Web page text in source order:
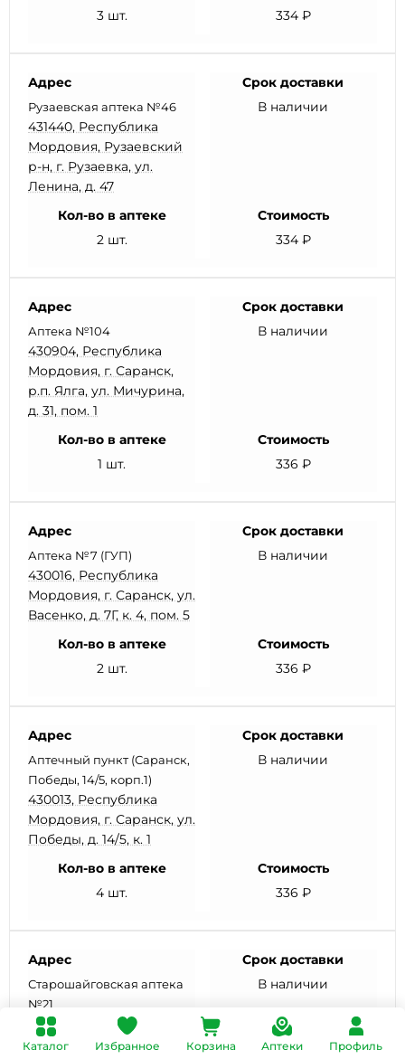
Каталог Избранное Корзина Аптеки Профиль
3 шт.
334 ₽
Адрес
Рузаевская аптека №46
431440, Республика
Мордовия, Рузаевский
р-н, г. Рузаевка, ул.
Ленина, д. 47
Срок доставки
В наличии
Кол-во в аптеке
2 шт.
Стоимость
334 ₽
Адрес
Аптека №104
430904, Республика
Мордовия, г. Саранск,
р.п. Ялга, ул. Мичурина,
д. 31, пом. 1
Срок доставки
В наличии
Кол-во в аптеке
1 шт.
Стоимость
336 ₽
Адрес
Аптека №7 (ГУП)
430016, Республика
Мордовия, г. Саранск, ул.
Васенко, д. 7Г, к. 4, пом. 5
Срок доставки
В наличии
Кол-во в аптеке
2 шт.
Стоимость
336 ₽
Адрес
Аптечный пункт (Саранск,
Победы, 14/5, корп.1)
430013, Республика
Мордовия, г. Саранск, ул.
Победы, д. 14/5, к. 1
Срок доставки
В наличии
Кол-во в аптеке
4 шт.
Стоимость
336 ₽
Адрес
Старошайговская аптека
№21
431540, Республика
Мордовия,
Срок доставки
В наличии